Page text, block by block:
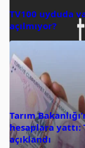
TV100 uyduda
açılmıyor?
Tarım
hesaplara yattı:
açıklandı